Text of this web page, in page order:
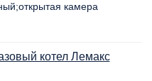
открытая камера
котел Лемакс